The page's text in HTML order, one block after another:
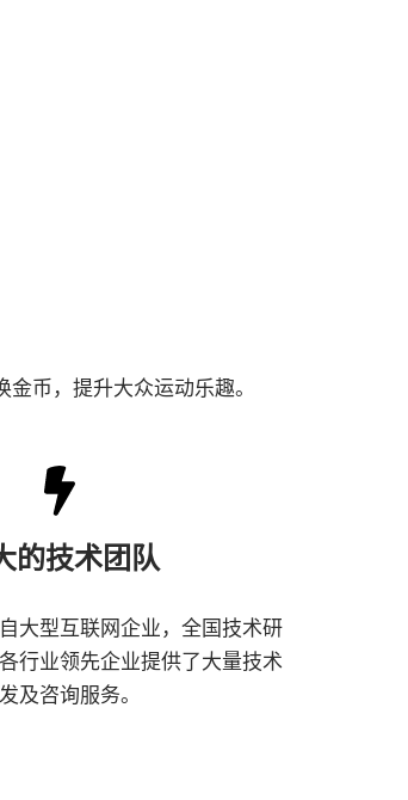
币，提升大众运动乐趣。
的技术团队
大型互联网企业，全国技术研
行业领先企业提供了大量技术
及咨询服务。